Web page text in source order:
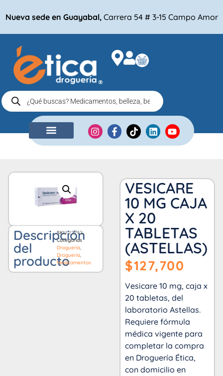
Nueva sede en Guayabal, Carrera 54 # 3-15 Campo Amor
Descripción
del
producto
SKU22792
Categorías
Droguería,
Droguería,
Medicamentos
VESICARE
10 MG CAJA
X 20
TABLETAS
(ASTELLAS)
$127,700
Vesicare 10 mg, caja x
20 tabletas, del
laboratorio Astellas.
Requiere fórmula
médica vigente para
completar la compra
en Droguería Ética,
con domicilio en